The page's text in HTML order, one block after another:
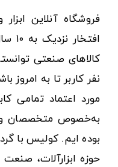
فروشگاه آنلاین
نفر کاربر تا به امروز
مورد اعتماد تمامی
به‌خصوص متخصصان و
بوده ایم. کولیس با
حوزه ابزارآلات،